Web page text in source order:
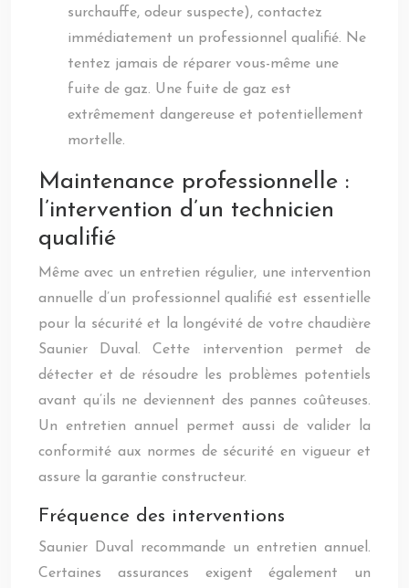
surchauffe, odeur suspecte), contactez
immédiatement un professionnel qualifié. Ne
tentez jamais de réparer vous-même une
fuite de gaz. Une fuite de gaz est
extrêmement dangereuse et potentiellement
mortelle.
Maintenance professionnelle :
l’intervention d’un technicien
qualifié
Même avec un entretien régulier, une intervention
annuelle d’un professionnel qualifié est essentielle
pour la sécurité et la longévité de votre chaudière
Saunier Duval. Cette intervention permet de
détecter et de résoudre les problèmes potentiels
avant qu’ils ne deviennent des pannes coûteuses.
Un entretien annuel permet aussi de valider la
conformité aux normes de sécurité en vigueur et
assure la garantie constructeur.
Fréquence des interventions
Saunier Duval recommande un entretien annuel.
Certaines assurances exigent également un